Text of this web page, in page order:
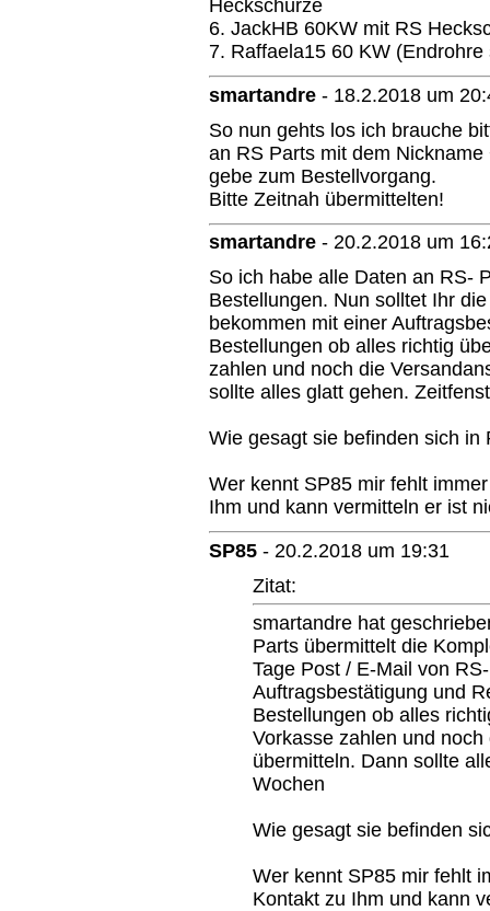
Heckschürze
6. JackHB 60KW mit RS
7. Raffaela15 60 KW
smartandre - 18.2.2018 um
So nun gehts los ich brauche
an RS Parts mit dem
gebe zum Bestellvorgang.
Bitte Zeitnah übermittelten!
smartandre - 20.2.2018 um
So ich habe alle Daten an RS-
Bestellungen. Nun solltet Ihr
bekommen mit einer
Bestellungen ob alles richtig
zahlen und noch die
sollte alles glatt gehen.
Wie gesagt sie befinden sich in
Wer kennt SP85 mir fehlt
Ihm und kann vermitteln er ist
SP85 - 20.2.2018 um 19:31
Zitat:
smartandre hat
Parts übermittelt die
Tage Post / E-Mail von
Auftragsbestätigung und
Bestellungen ob alles
Vorkasse zahlen und
übermitteln. Dann sollte
Wochen
Wie gesagt sie befinden
Wer kennt SP85 mir fehlt
Kontakt zu Ihm und kann